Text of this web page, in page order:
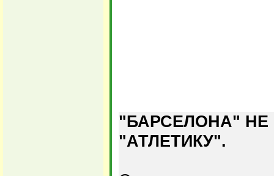
"БАРСЕЛОНА"
"АТЛЕТИКУ".